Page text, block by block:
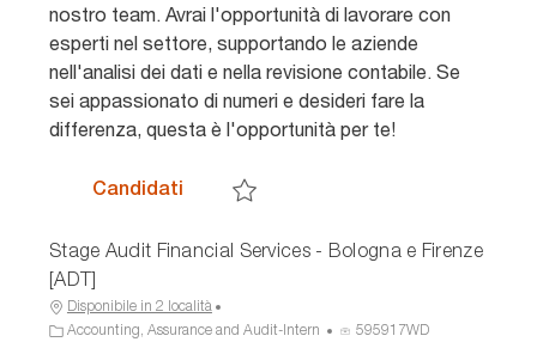
z
i
o
n
o
r
i
a
u
n
c
nostro team. Avrai l'opportunità di lavorare con
esperti nel settore, supportando le aziende
nell'analisi dei dati e nella revisione contabile. Se
sei appassionato di numeri e desideri fare la
differenza, questa è l'opportunità per te!
CandidatiStage Audit - Roma - [ADT]
Stage Audit Financial Services - Bologna e Firenze
[ADT]
Disponibile in 2 località
C Accounting, Assurance and Audit-Intern 595917WD